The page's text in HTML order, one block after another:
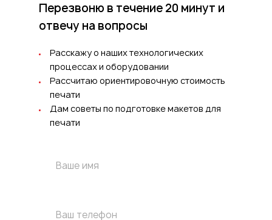
Перезвоню в течение 20 минут и
отвечу на вопросы
Расскажу о наших технологических
процессах и оборудовании
Рассчитаю ориентировочную стоимость
печати
Дам советы по подготовке макетов для
печати